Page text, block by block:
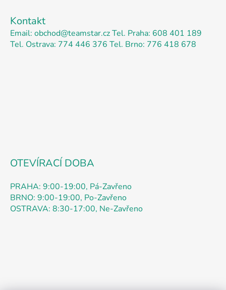
a
c
Kontakt
Email: obchod@teamstar.czTel. Praha: 608 401 189
Tel. Ostrava: 774 446 376 Tel. Brno: 776 418 678
OTEVÍRACÍ DOBA
PRAHA: 9:00-19:00, Pá-Zavřeno
BRNO: 9:00-19:00, Po-Zavřeno
OSTRAVA: 8:30-17:00, Ne-Zavřeno